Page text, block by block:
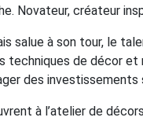
Novateur, créateur
salue à son tour, le
de décor et
des
à l’atelier de